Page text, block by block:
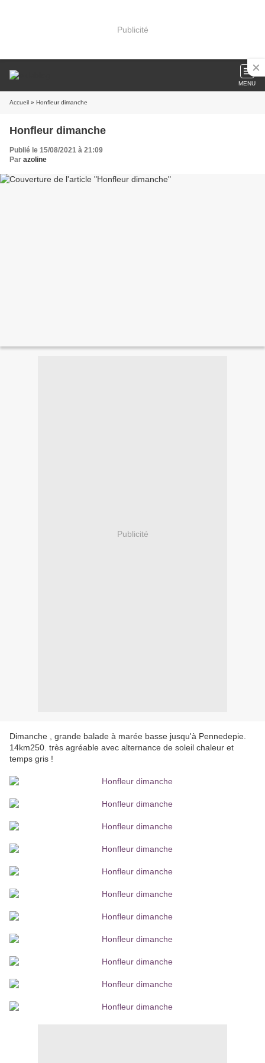
Publicité
MENU
Accueil » Honfleur dimanche
Honfleur dimanche
Publié le 15/08/2021 à 21:09
Par azoline
Publicité
Dimanche , grande balade à marée basse jusqu'à Pennedepie.
14km250. très agréable avec alternance de soleil chaleur et
temps gris !